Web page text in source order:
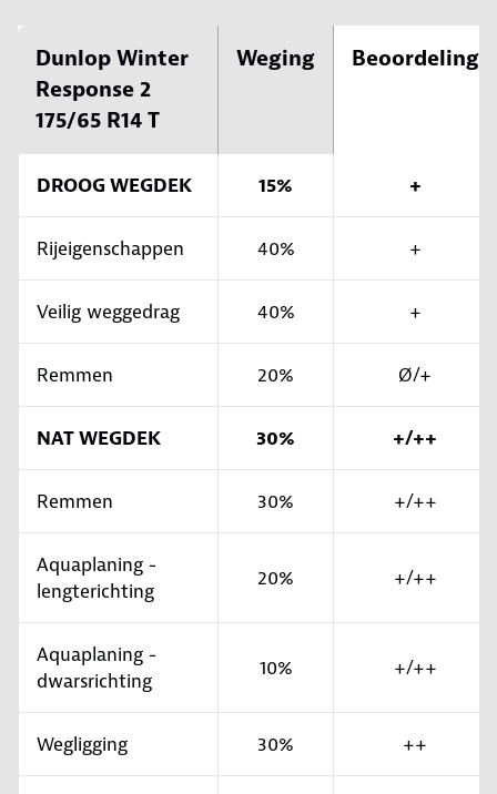
Dunlop Winter
Response 2
175/65 R14 T
Weging Beoordeling
DROOG WEGDEK 15% +
Rijeigenschappen 40% +
Veilig weggedrag 40% +
Remmen 20% Ø/+
NAT WEGDEK 30% +/++
Remmen 30% +/++
Aquaplaning -
lengterichting
20% +/++
Aquaplaning -
dwarsrichting
10% +/++
Wegligging 30% ++